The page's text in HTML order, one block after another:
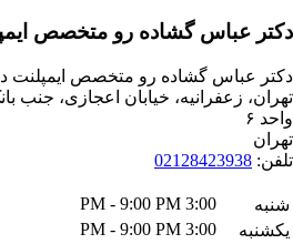
گشاده رو متخصص ایمپلنت
گشاده رو متخصص ایمپلنت در تهران
3:00 PM - 9:00 PM
3:00 PM - 9:00 PM